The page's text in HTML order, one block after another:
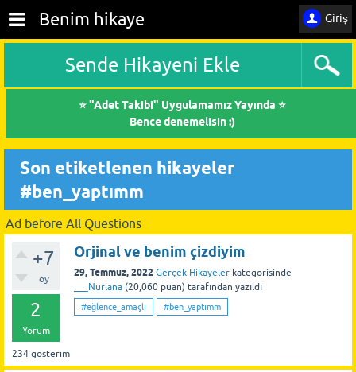
Giriş
Benim hikaye
Sende Hikayeni Ekle
⭐ "Adet Takibi" Uygulamamız Yayında ⭐
Bence denemelisin :)
Son etiketlenen hikayeler
#ben_yaptımm
Ad before All Questions
+7
oy
2
Yorum
234 gösterim
Orjinal ve benim çizdiyim
29, Temmuz, 2022 Gerçek Hikayeler kategorisinde
___Nurlana (20,060 puan) tarafından yazıldı
#eğlence_amaçlı #ben_yaptımm